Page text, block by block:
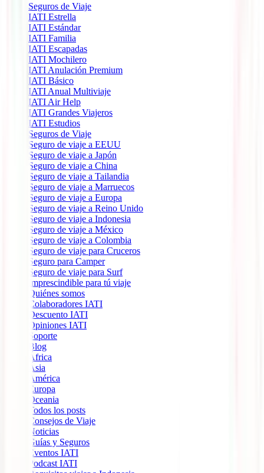
Seguros de Viaje
IATI Estrella
IATI Estándar
IATI Familia
IATI Escapadas
IATI Mochilero
IATI Anulación Premium
IATI Básico
IATI Anual Multiviaje
IATI Air Help
IATI Grandes Viajeros
IATI Estudios
Seguros de Viaje
Seguro de viaje a EEUU
Seguro de viaje a Japón
Seguro de viaje a China
Seguro de viaje a Tailandia
Seguro de viaje a Marruecos
Seguro de viaje a Europa
Seguro de viaje a Reino Unido
Seguro de viaje a Indonesia
Seguro de viaje a México
Seguro de viaje a Colombia
Seguro de viaje para Cruceros
Seguro para Camper
Seguro de viaje para Surf
Imprescindible para tú viaje
Quiénes somos
Colaboradores IATI
Descuento IATI
Opiniones IATI
Soporte
Blog
África
Ásia
América
Europa
Oceania
Todos los posts
Consejos de Viaje
Noticias
Guías y Seguros
Eventos IATI
Podcast IATI